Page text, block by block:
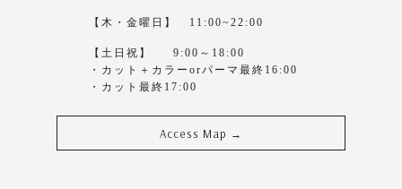
【木・金曜日】 11:00~22:00
【土日祝】 9:00～18:00
・カット＋カラーorパーマ最終16:00
・カット最終17:00
Access Map →